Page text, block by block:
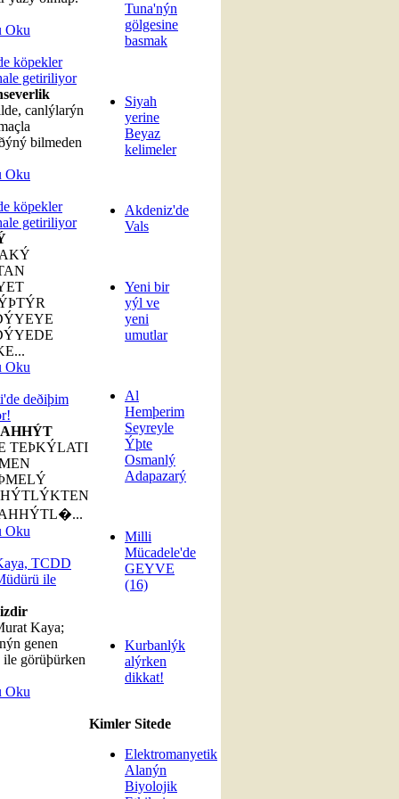
Oku
köpekler
getiriliyor
canlýlarýn
bilmeden
Oku
köpekler
getiriliyor
Oku
deðiþim
TEÞKÝLATI
Oku
TCDD
ile
Kaya;
genen
ile görüþürken
Oku
Tuna'nýn
gölgesine
basmak
Siyah
yerine
Beyaz
kelimeler
Akdeniz'de
Vals
Yeni bir
yýl ve
yeni
umutlar
Al
Hemþerim
Seyreyle
Ýþte
Osmanlý
Adapazarý
Milli
Mücadele'de
GEYVE
(16)
Kurbanlýk
alýrken
dikkat!
Kimler Sitede
Elektromanyetik
Alanýn
Biyolojik